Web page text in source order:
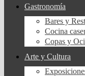
Gastronomía
Bares y
Cocina
Copas y
Arte y Cultura